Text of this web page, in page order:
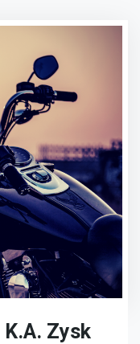
K.A. Zysk